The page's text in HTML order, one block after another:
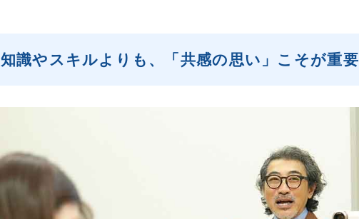
知識やスキルよりも、「共感の思い」こそが重要